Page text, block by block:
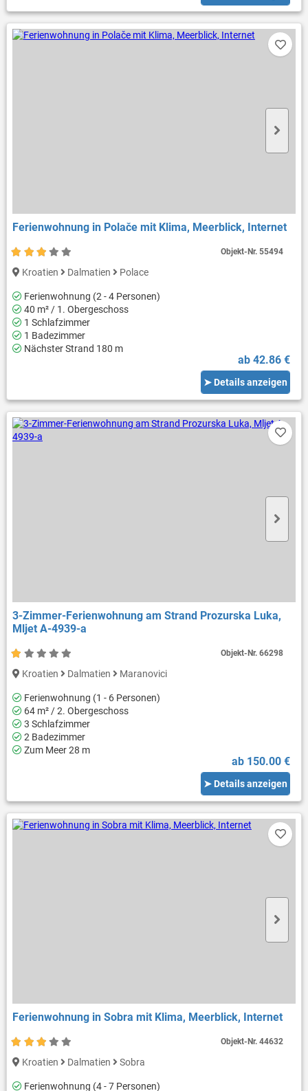
Ferienwohnung in Polače mit Klima, Meerblick, Internet
Kroatien Dalmatien Polace
Ferienwohnung (2 - 4 Personen)
40 m² / 1. Obergeschoss
1 Schlafzimmer
1 Badezimmer
Nächster Strand 180 m
ab 42.86 €
➤ Details anzeigen
Objekt-Nr.55494
3-Zimmer-Ferienwohnung am Strand Prozurska Luka,
Mljet A-4939-a
Kroatien Dalmatien Maranovici
Ferienwohnung (1 - 6 Personen)
64 m² / 2. Obergeschoss
3 Schlafzimmer
2 Badezimmer
Zum Meer 28 m
ab 150.00 €
➤ Details anzeigen
Objekt-Nr.66298
Ferienwohnung in Sobra mit Klima, Meerblick, Internet
Kroatien Dalmatien Sobra
Ferienwohnung (4 - 7 Personen)
Objekt-Nr.44632